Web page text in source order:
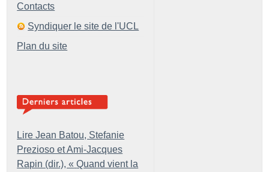
Contacts
Syndiquer le site de l'UCL
Plan du site
Lire Jean Batou, Stefanie
Prezioso et Ami-Jacques
Rapin (dir.), « Quand vient la